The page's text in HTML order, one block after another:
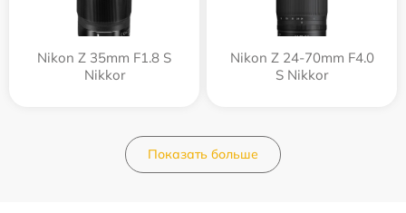
Nikon Z 35mm F1.8 S
Nikkor
Nikon Z 24-70mm F4.0
S Nikkor
Показать больше